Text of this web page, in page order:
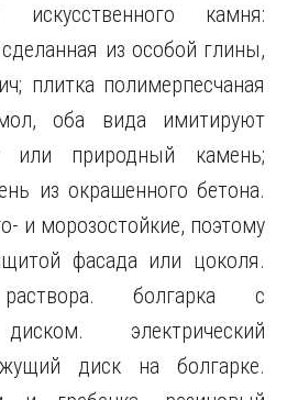
камня:
из особой глины,
плитка полимерпесчаная
оба вида имитируют
или природный камень;
из окрашенного бетона.
и морозостойкие, поэтому
фасада или цоколя.
болгарка с
электрический
диск на болгарке.